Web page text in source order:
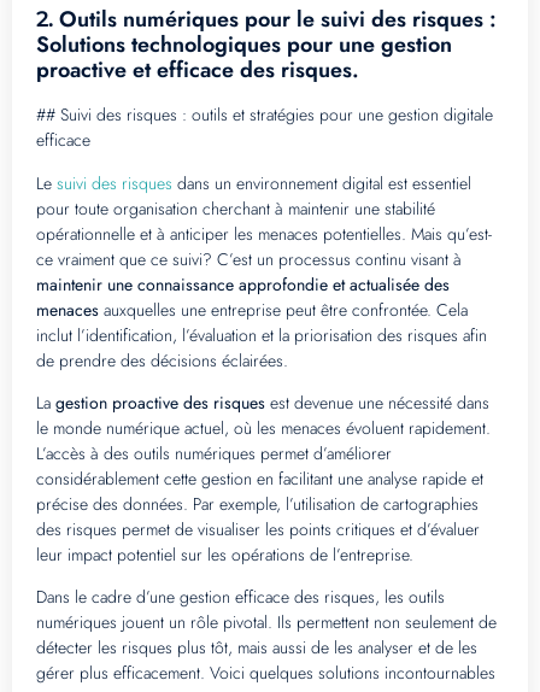
2. Outils numériques pour le suivi des risques :
Solutions technologiques pour une gestion
proactive et efficace des risques.
## Suivi des risques : outils et stratégies pour une gestion digitale
efficace
Le suivi des risques dans un environnement digital est essentiel
pour toute organisation cherchant à maintenir une stabilité
opérationnelle et à anticiper les menaces potentielles. Mais qu’est-
ce vraiment que ce suivi? C’est un processus continu visant à
maintenir une connaissance approfondie et actualisée des
menaces auxquelles une entreprise peut être confrontée. Cela
inclut l’identification, l’évaluation et la priorisation des risques afin
de prendre des décisions éclairées.
La gestion proactive des risques est devenue une nécessité dans
le monde numérique actuel, où les menaces évoluent rapidement.
L’accès à des outils numériques permet d’améliorer
considérablement cette gestion en facilitant une analyse rapide et
précise des données. Par exemple, l’utilisation de cartographies
des risques permet de visualiser les points critiques et d’évaluer
leur impact potentiel sur les opérations de l’entreprise.
Dans le cadre d’une gestion efficace des risques, les outils
numériques jouent un rôle pivotal. Ils permettent non seulement de
détecter les risques plus tôt, mais aussi de les analyser et de les
gérer plus efficacement. Voici quelques solutions incontournables